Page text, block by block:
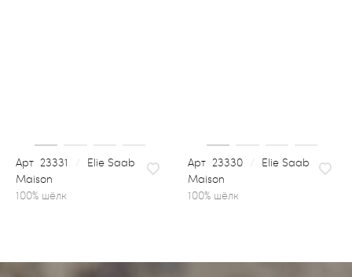
23331
Elie Saab
Maison
23330
Elie Saab
Maison
100% шёлк